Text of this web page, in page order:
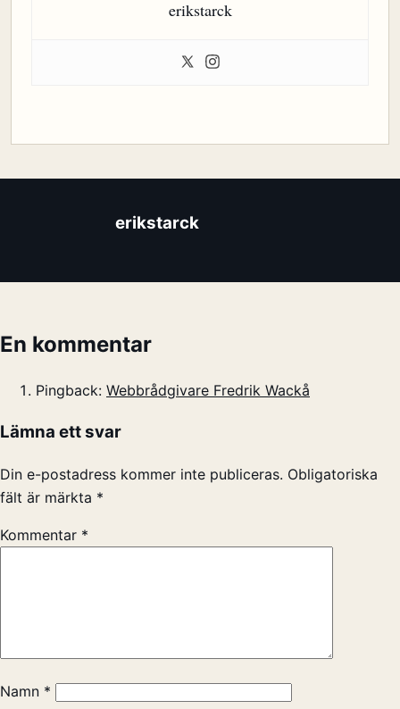
erikstarck
erikstarck
En kommentar
Pingback: Webbrådgivare Fredrik Wackå
Lämna ett svar
Din e-postadress kommer inte publiceras. Obligatoriska
fält är märkta *
Kommentar *
Namn *